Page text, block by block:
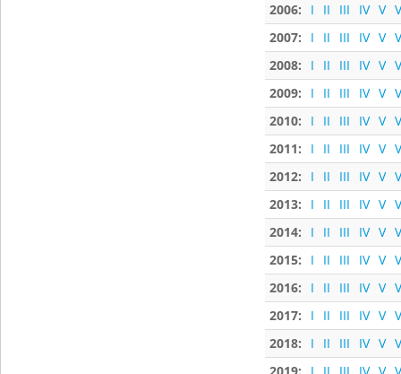
2006:
I II III IV V
2007:
I II III IV V
2008:
I II III IV V
2009:
I II III IV V
2010:
I II III IV V
2011:
I II III IV V
2012:
I II III IV V
2013:
I II III IV V
2014:
I II III IV V
2015:
I II III IV V
2016:
I II III IV V
2017:
I II III IV V
2018:
I II III IV V